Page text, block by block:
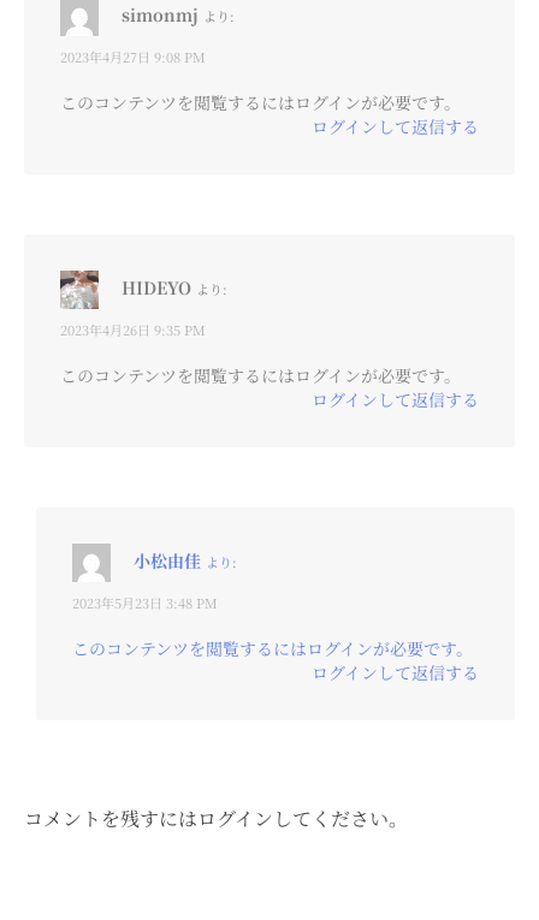
simonmj より:
2023年4月27日 9:08 PM
このコンテンツを閲覧するにはログインが必要です。
ログインして返信する
HIDEYO より:
2023年4月26日 9:35 PM
このコンテンツを閲覧するにはログインが必要です。
ログインして返信する
小松由佳 より:
2023年5月23日 3:48 PM
このコンテンツを閲覧するにはログインが必要です。
ログインして返信する
コメントを残すにはログインしてください。